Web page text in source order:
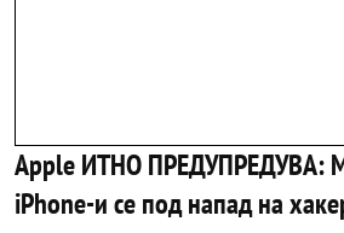
Apple ИТНО ПРЕДУПРЕДУВА:
iPhone-и се под напад на